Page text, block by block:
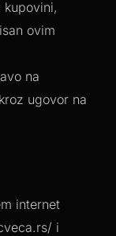
ovim
na
ugovor na
internet
i